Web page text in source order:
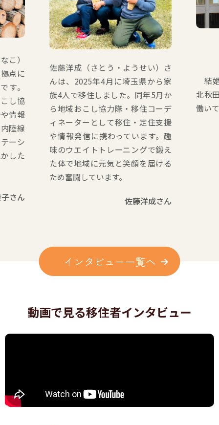
佐藤洋成（さとう・ようせい）さ
んは、2025年4月に埼玉県から家
族4人で移住しました。同年5月か
ら地域おこし協力隊・移住コーデ
ィネーターとして移住・定住支援
や情報発信に携わっています。趣
味のウエイトトレーニングで鍛え
た体で地域に元気と笑顔を届ける
ため奮闘しています。
佐藤洋成さん
結婚をきっか
北秋田市に移住
働いている。
インタビュー一覧へ
動画で見る移住者インタビュー